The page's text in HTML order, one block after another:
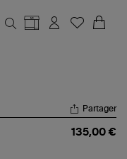
Partager
135,00 €